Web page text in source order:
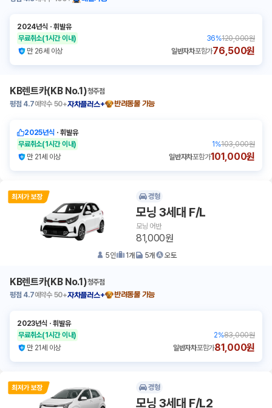
2024년식 ㆍ휘발유
무료취소(1시간 이내) 36%120,000원
만 26세 이상
일반자차포함가76,500원
KB렌트카(KB No.1)청주점
평점 4.7예약수 50+자차플러스+ 반려동물 가능
2025년식 ㆍ휘발유
무료취소(1시간 이내) 1 %103,000원
만 21세 이상
일반자차포함가101,000원
경형
모닝 3세대 F/L
모닝 어반
81,000원
5인 1개 5개 오토
KB렌트카(KB No.1)청주점
평점 4.7예약수 50+자차플러스+ 반려동물 가능
2023년식 ㆍ휘발유
무료취소(1시간 이내) 2%83,000원
만 21세 이상
일반자차포함가81,000원
경형
모닝 3세대 F/L2